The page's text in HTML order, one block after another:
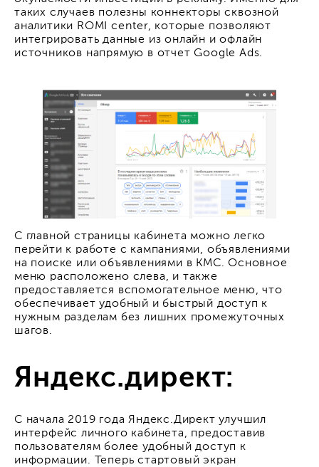
таких случаев полезны коннекторы сквозной
аналитики ROMI center, которые позволяют
интегрировать данные из онлайн и офлайн
источников напрямую в отчет Google Ads.
С главной страницы кабинета можно легко
перейти к работе с кампаниями, объявлениями
на поиске или объявлениями в КМС. Основное
меню расположено слева, и также
предоставляется вспомогательное меню, что
обеспечивает удобный и быстрый доступ к
нужным разделам без лишних промежуточных
шагов.
Яндекс.директ:
С начала 2019 года Яндекс.Директ улучшил
интерфейс личного кабинета, предоставив
пользователям более удобный доступ к
информации. Теперь стартовый экран